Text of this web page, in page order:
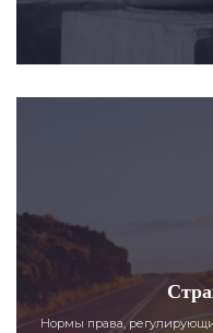
Нормы права,